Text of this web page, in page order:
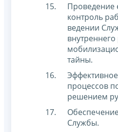
Проведение
контроль
ведении
тайны.
процессов
решением
Службы.